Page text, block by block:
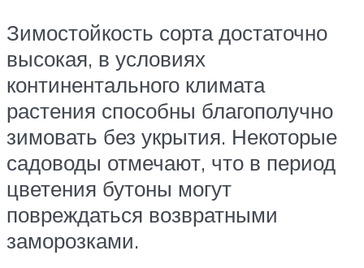
Зимостойкость сорта достаточно
высокая, в условиях
континентального климата
растения способны благополучно
зимовать без укрытия. Некоторые
садоводы отмечают, что в период
цветения бутоны могут
повреждаться возвратными
заморозками.